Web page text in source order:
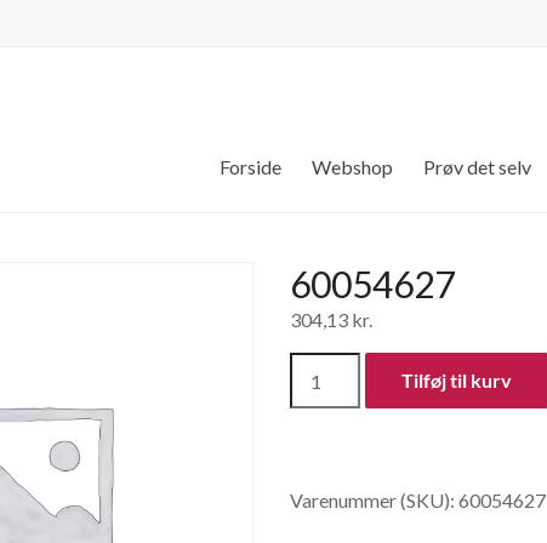
Forside Webshop Prøv det selv
60054627
304,13 kr.
Tilføj til kurv
Varenummer (SKU): 60054627